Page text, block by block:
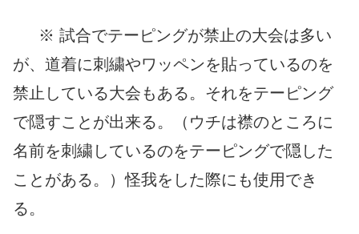
※ 試合でテーピングが禁止の大会は多い
が、道着に刺繍やワッペンを貼っているのを
禁止している大会もある。それをテーピング
で隠すことが出来る。（ウチは襟のところに
名前を刺繍しているのをテーピングで隠した
ことがある。）怪我をした際にも使用でき
る。